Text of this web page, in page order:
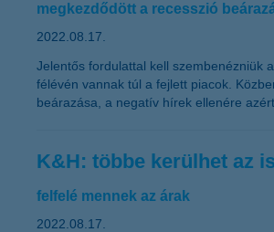
megkezdődött a recesszió
2022.08.17.
Jelentős fordulattal kell szembenézniük
félévén vannak túl a fejlett piacok.
beárazása, a negatív hírek ellenére
K&H: többe kerülhet az
felfelé mennek az árak
2022.08.17.